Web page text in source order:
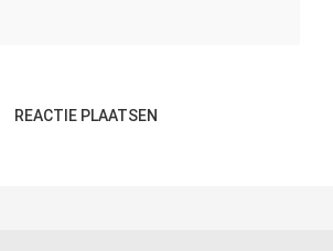
REACTIE PLAATSEN